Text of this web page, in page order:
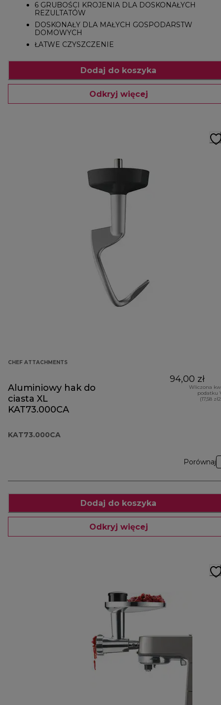
6 GRUBOŚCI KROJENIA DLA DOSKONAŁYCH
REZULTATÓW
DOSKONAŁY DLA MAŁYCH GOSPODARSTW
DOMOWYCH
ŁATWE CZYSZCZENIE
Dodaj do koszyka
Odkryj więcej
CHEF ATTACHMENTS
Aluminiowy hak do
ciasta XL
KAT73.000CA
KAT73.000CA
94,00 zł
Wliczona
podatku
(17,58
Porównaj
Dodaj do koszyka
Odkryj więcej